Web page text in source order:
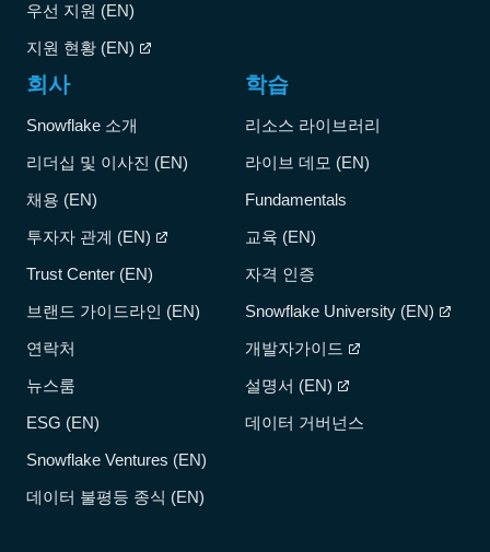
우선 지원 (EN)
지원 현황 (EN)
회사
Snowflake 소개
리더십 및 이사진 (EN)
채용 (EN)
투자자 관계 (EN)
Trust Center (EN)
브랜드 가이드라인 (EN)
연락처
뉴스룸
ESG (EN)
Snowflake Ventures (EN)
데이터 불평등 종식 (EN)
학습
리소스 라이브러리
라이브 데모 (EN)
Fundamentals
교육 (EN)
자격 인증
Snowflake University (EN)
개발자가이드
설명서 (EN)
데이터 거버넌스